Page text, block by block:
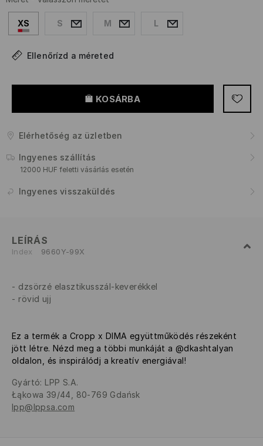
XS S M L
Ellenőrízd a méreted
KOSÁRBA
Elérhetőség az üzletben
Ingyenes szállítás
12000 HUF feletti vásárlás esetén
Ingyenes visszaküldés
LEÍRÁS
Index 9660Y-99X
dzsörzé elasztikusszál-keverékkel
rövid ujj
Ez a termék a Cropp x DIMA együttműködés részeként
jött létre. Nézd meg a többi munkáját a @dkashtalyan
oldalon, és inspirálódj a kreatív energiával!
Gyártó: LPP S.A.
Łąkowa 39/44, 80-769 Gdańsk
lpp@lppsa.com